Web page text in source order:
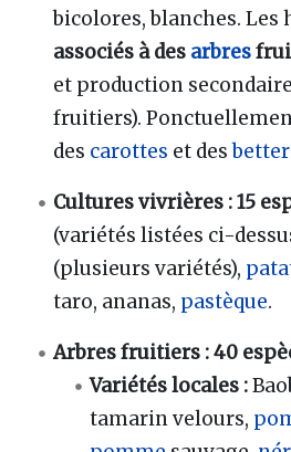
bicolores, blanches. Les
associés à des arbres
et production
fruitiers).
des carottes et des
Cultures vivrières : 15
(variétés listées ci-
(plusieurs variétés),
taro, ananas, pastèque.
Arbres fruitiers : 40
Variétés locales :
tamarin velours,